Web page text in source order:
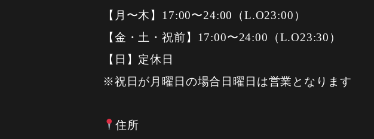
【月〜木】17:00〜24:00（L.O23:00）
【金・土・祝前】17:00〜24:00（L.O23:30）
【日】定休日
※祝日が月曜日の場合日曜日は営業となります
住所